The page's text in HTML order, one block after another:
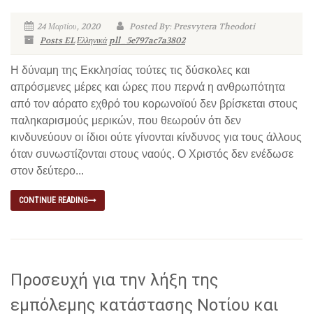
24 Μαρτίου, 2020
Posted By: Presvytera Theodoti
Posts ELΕλληνικά pll_5e797ac7a3802
Η δύναμη της Εκκλησίας τούτες τις δύσκολες και
απρόσμενες μέρες και ώρες που περνά η ανθρωπότητα
από τον αόρατο εχθρό του κορωνοϊού δεν βρίσκεται στους
παληκαρισμούς μερικών, που θεωρούν ότι δεν
κινδυνεύουν οι ίδιοι ούτε γίνονται κίνδυνος για τους άλλους
όταν συνωστίζονται στους ναούς. Ο Χριστός δεν ενέδωσε
στον δεύτερο...
CONTINUE READING
Προσευχή για την λήξη της
εμπόλεμης κατάστασης Νοτίου και